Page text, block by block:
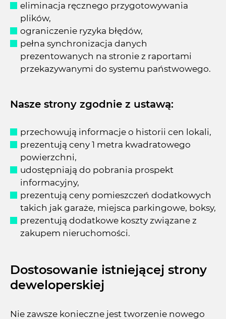
eliminacja ręcznego przygotowywania
plików,
ograniczenie ryzyka błędów,
pełna synchronizacja danych
prezentowanych na stronie z raportami
przekazywanymi do systemu państwowego.
Nasze strony zgodnie z ustawą:
przechowują informacje o historii cen lokali,
prezentują ceny 1 metra kwadratowego
powierzchni,
udostępniają do pobrania prospekt
informacyjny,
prezentują ceny pomieszczeń dodatkowych
takich jak garaże, miejsca parkingowe, boksy,
prezentują dodatkowe koszty związane z
zakupem nieruchomości.
Dostosowanie istniejącej strony
deweloperskiej
Nie zawsze konieczne jest tworzenie nowego